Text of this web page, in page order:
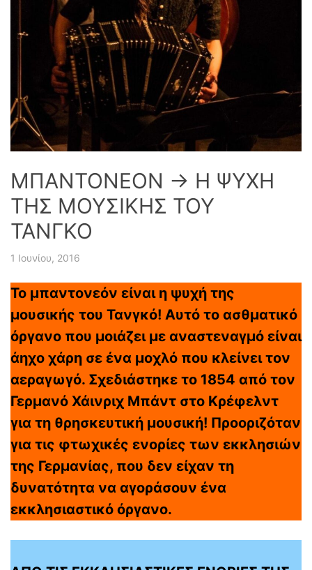
ΜΠΑΝΤΟΝΕΟΝ → Η ΨΥΧΗ
ΤΗΣ ΜΟΥΣΙΚΗΣ ΤΟΥ
ΤΑΝΓΚΟ
1 Ιουνίου, 2016
Το μπαντονεόν είναι η ψυχή της
μουσικής του Τανγκό! Αυτό το ασθματικό
όργανο που μοιάζει με αναστεναγμό είναι
άηχο χάρη σε ένα μοχλό που κλείνει τον
αεραγωγό. Σχεδιάστηκε το 1854 από τον
Γερμανό Χάινριχ Μπάντ στο Κρέφελντ
για τη θρησκευτική μουσική! Προοριζόταν
για τις φτωχικές ενορίες των εκκλησιών
της Γερμανίας, που δεν είχαν τη
δυνατότητα να αγοράσουν ένα
εκκλησιαστικό όργανο.